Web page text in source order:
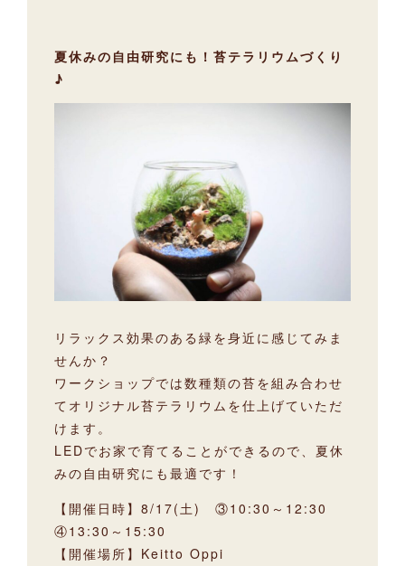
夏休みの自由研究にも！苔テラリウムづくり
♪
リラックス効果のある緑を身近に感じてみま
せんか？
ワークショップでは数種類の苔を組み合わせ
てオリジナル苔テラリウムを仕上げていただ
けます。
LEDでお家で育てることができるので、夏休
みの自由研究にも最適です！
【開催日時】8/17(土) ③10:30～12:30
④13:30～15:30
【開催場所】Keitto Oppi